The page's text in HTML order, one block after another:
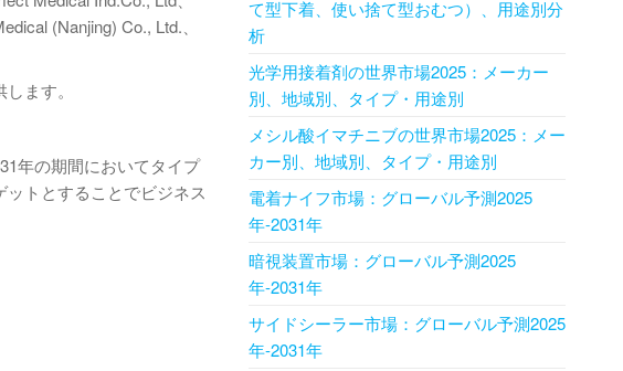
(Nanjing) Co., Ltd.、
ます。
年の期間においてタイプ
トとすることでビジネス
て型下着、使い捨て型おむつ）、用途別分
析
光学用接着剤の世界市場2025：メーカー
別、地域別、タイプ・用途別
メシル酸イマチニブの世界市場2025：メー
カー別、地域別、タイプ・用途別
電着ナイフ市場：グローバル予測2025
年-2031年
暗視装置市場：グローバル予測2025
年-2031年
サイドシーラー市場：グローバル予測2025
年-2031年